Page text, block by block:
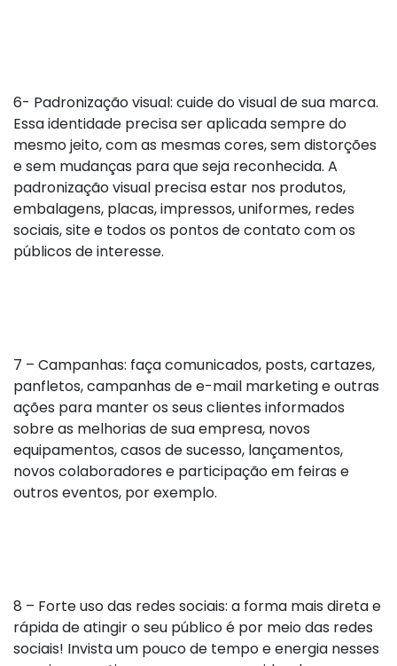
6- Padronização visual: cuide do visual de sua marca.
Essa identidade precisa ser aplicada sempre do
mesmo jeito, com as mesmas cores, sem distorções
e sem mudanças para que seja reconhecida. A
padronização visual precisa estar nos produtos,
embalagens, placas, impressos, uniformes, redes
sociais, site e todos os pontos de contato com os
públicos de interesse.
7 – Campanhas: faça comunicados, posts, cartazes,
panfletos, campanhas de e-mail marketing e outras
ações para manter os seus clientes informados
sobre as melhorias de sua empresa, novos
equipamentos, casos de sucesso, lançamentos,
novos colaboradores e participação em feiras e
outros eventos, por exemplo.
8 – Forte uso das redes sociais: a forma mais direta e
rápida de atingir o seu público é por meio das redes
sociais! Invista um pouco de tempo e energia nesses